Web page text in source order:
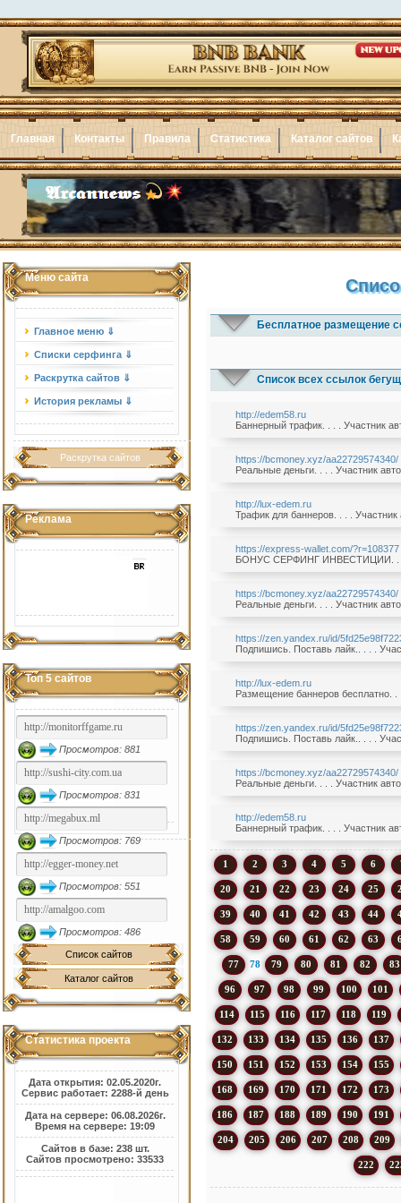
Главная Контакты Правила Статистика Каталог сайтов
Меню сайта
Главное меню ⇓
Списки серфинга ⇓
Раскрутка сайтов ⇓
История рекламы ⇓
Раскрутка сайтов
Реклама
Топ 5 сайтов
Просмотров: 881
Просмотров: 831
Просмотров: 769
Просмотров: 551
Просмотров: 486
Список сайтов
Каталог сайтов
Статистика проекта
Дата открытия: 02.05.2020г.
Сервис работает: 2288-й день
Дата на сервере: 06.08.2026г.
Время на сервере: 19:09
Сайтов в базе: 238 шт.
Сайтов просмотрено: 33533
Бесплатное размещение
Список всех ссылок
http://edem58.ru
Баннерный трафик. . . . Участник
https://bcmoney.xyz/aa22729574340/
Реальные деньги. . . . Участник
http://lux-edem.ru
Трафик для баннеров. . . . Участник
https://express-wallet.com/?r=108377
БОНУС CЕРФИНГ ИНВЕСТИЦИИ. . . .
https://bcmoney.xyz/aa22729574340/
Реальные деньги. . . . Участник
https://zen.yandex.ru/id/
Подпишись. Поставь лайк.. . . .
http://lux-edem.ru
Размещение баннеров бесплатно. .
https://zen.yandex.ru/id/
Подпишись. Поставь лайк.. . . .
https://bcmoney.xyz/aa22729574340/
Реальные деньги. . . . Участник
http://edem58.ru
Баннерный трафик. . . . Участник
1 2 3 4 5 6
20 21 22 23 24 25
39 40 41 42 43 44
58 59 60 61 62 63
77 78 79 80 81 82 83
96 97 98 99 100 101
114 115 116 117 118 119
132 133 134 135 136 137
150 151 152 153 154 155
168 169 170 171 172 173
186 187 188 189 190 191
204 205 206 207 208 209
222